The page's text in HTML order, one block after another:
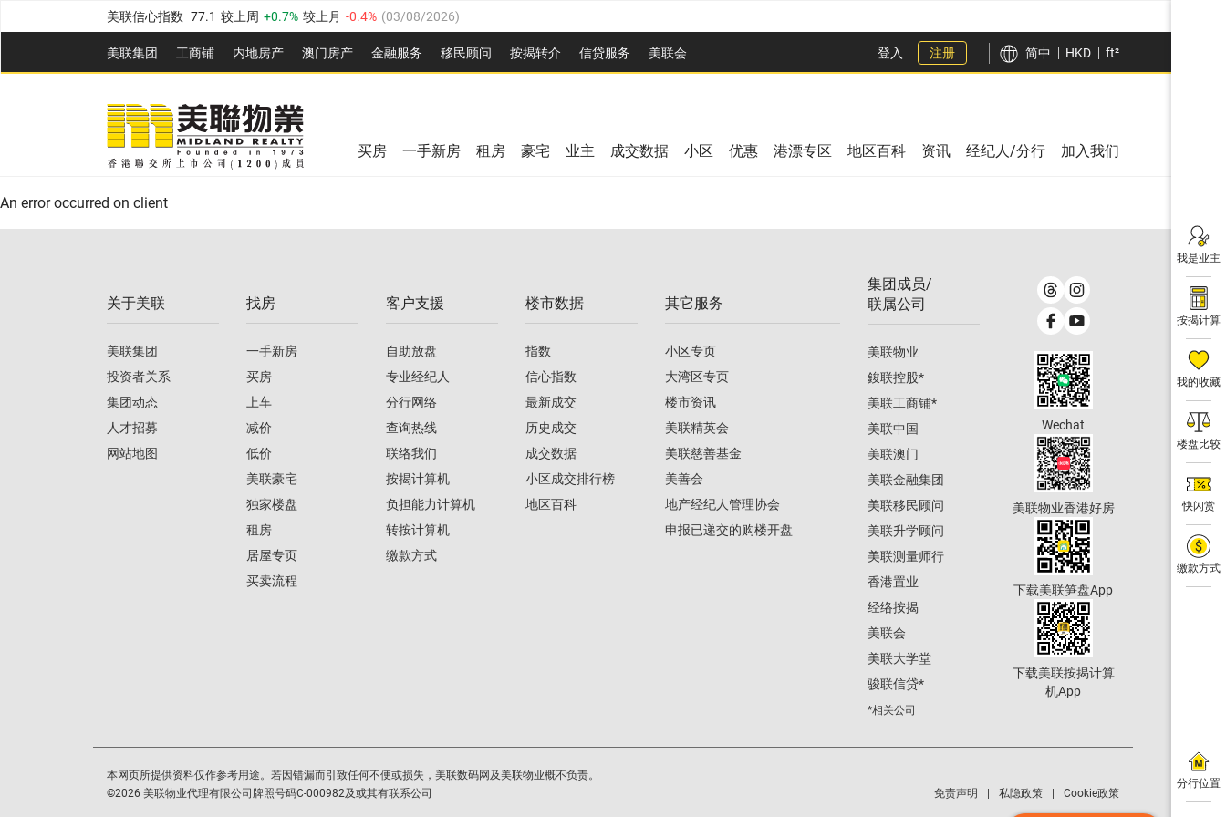
美联信心指数 77.1 较上周 0.7% 较上月 -0.4% (03/08/2026)
全港指数 149.1 较上周 0% 较上月 0.4% ( 03/08/2026
港岛指数 157.4 较上周 -0.3% 较上月 -0.8% (03/08/2026)
九龙指数 156.4 较上周 -0.1% 较上月
新界指数 134.8 较上周 0.1% 较上月 03/08/2026
美联信心指数 77.1 较上周 0.7% 较上月
美联集团 工商铺 内地房产 澳⻔房产 金融服务 移民顾问 按揭转介 信贷服务 美联会
全港指数 149.1 较上周 0% 较上月
美联信心指数 较上周 0.7% 03/08/2026
登入 注册 简中 HKD ft²
我是业主
按揭计算
我的收藏
楼盘比较
快闪赏
缴款方式
分行位置
买房 一手新房 租房 豪宅 业主 成交数据 小区 优惠 港漂专区 地区百科 资讯 经纪人/分行 加入我们
An error occurred on client
关于美联
美联集团
投资者关系
集团动态
人才招募
网站地图
找房
一手新房
买房
上车
减价
低价
美联豪宅
独家楼盘
租房
居屋专页
买卖流程
客户支援
自助放盘
专业经纪人
分行网络
查询热线
联络我们
按揭计算机
负担能力计算机
转按计算机
缴款方式
楼市数据
指数
信心指数
最新成交
历史成交
成交数据
小区成交排行榜
地区百科
其它服务
小区专页
大湾区专页
楼市资讯
美联精英会
美联慈善基金
美善会
地产经纪人管理协会
申报已递交的购楼开盘
集团成员/
联属公司
美联物业
鋑联控股*
美联工商铺*
美联中国
美联澳门
美联金融集团
美联移民顾问
美联升学顾问
美联测量师行
香港置业
经络按揭
美联会
美联大学堂
骏联信贷*
*相关公司
Wechat
美联物业香港好房
下载美联笋盘App
下载美联按揭计算
机App
本网页所提供资料仅作参考用途。若因错漏而引致任何不便或损失，美联数码网及美联物业概不负责。
©2026 美联物业代理有限公司牌照号码C-000982及或其有联系公司 免责声明 私隐政策 Cookie政策